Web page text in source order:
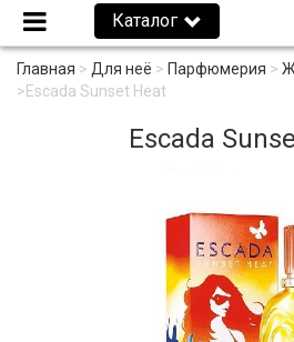
Каталог
Главная > Для неё > Парфюмерия >
>Escada Sunset Heat
Escada